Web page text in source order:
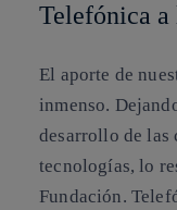
Telefónica a
El aporte de
inmenso.
desarrollo de las
tecnologías, lo
Fundación.